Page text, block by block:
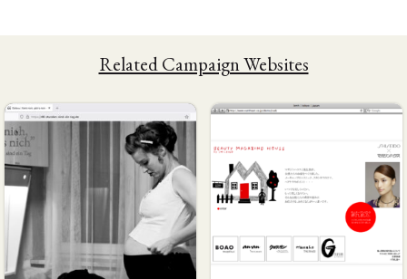
Related Campaign Websites